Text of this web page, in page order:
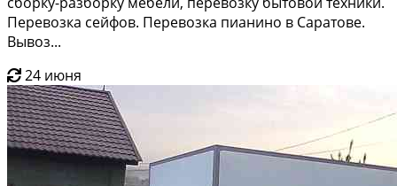
Перевозка сейфов. Перевозка пианино в Саратове.
Вывоз...
24 июня